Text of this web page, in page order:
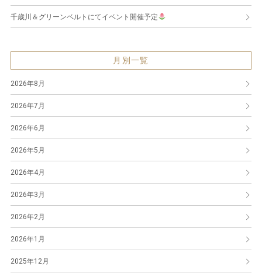
千歳川＆グリーンベルトにてイベント開催予定
月別一覧
2026年8月
2026年7月
2026年6月
2026年5月
2026年4月
2026年3月
2026年2月
2026年1月
2025年12月